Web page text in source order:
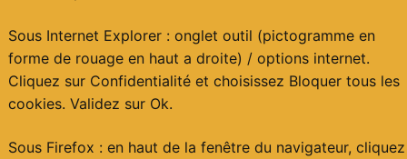
Sous Internet Explorer : onglet outil (pictogramme en
forme de rouage en haut a droite) / options internet.
Cliquez sur Confidentialité et choisissez Bloquer tous les
cookies. Validez sur Ok.
Sous Firefox : en haut de la fenêtre du navigateur, cliquez